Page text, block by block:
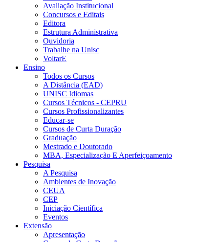
Avaliação Institucional
Concursos e Editais
Editora
Estrutura Administrativa
Ouvidoria
Trabalhe na Unisc
VoltarE
Ensino
Todos os Cursos
A Distância (EAD)
UNISC Idiomas
Cursos Técnicos - CEPRU
Cursos Profissionalizantes
Educar-se
Cursos de Curta Duração
Graduação
Mestrado e Doutorado
MBA, Especialização E Aperfeiçoamento
Pesquisa
A Pesquisa
Ambientes de Inovação
CEUA
CEP
Iniciação Científica
Eventos
Extensão
Apresentação